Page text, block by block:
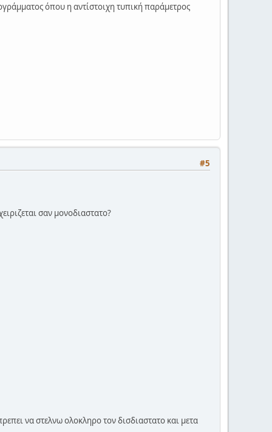
όπου η αντίστοιχη τυπική παράμετρος
#5
σαν μονοδιαστατο?
να στελνω ολοκληρο τον δισδιαστατο και μετα